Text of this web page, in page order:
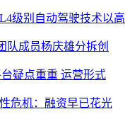
级别自动驾驶技术以高
队成员杨庆雄分拆创
疑点重重 运营形式
危机：融资早已花光